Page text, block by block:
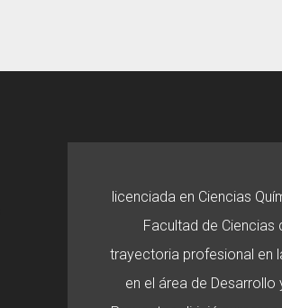
licenciada en Ciencias
Facultad de Ciencias
trayectoria profesional en
en el área de